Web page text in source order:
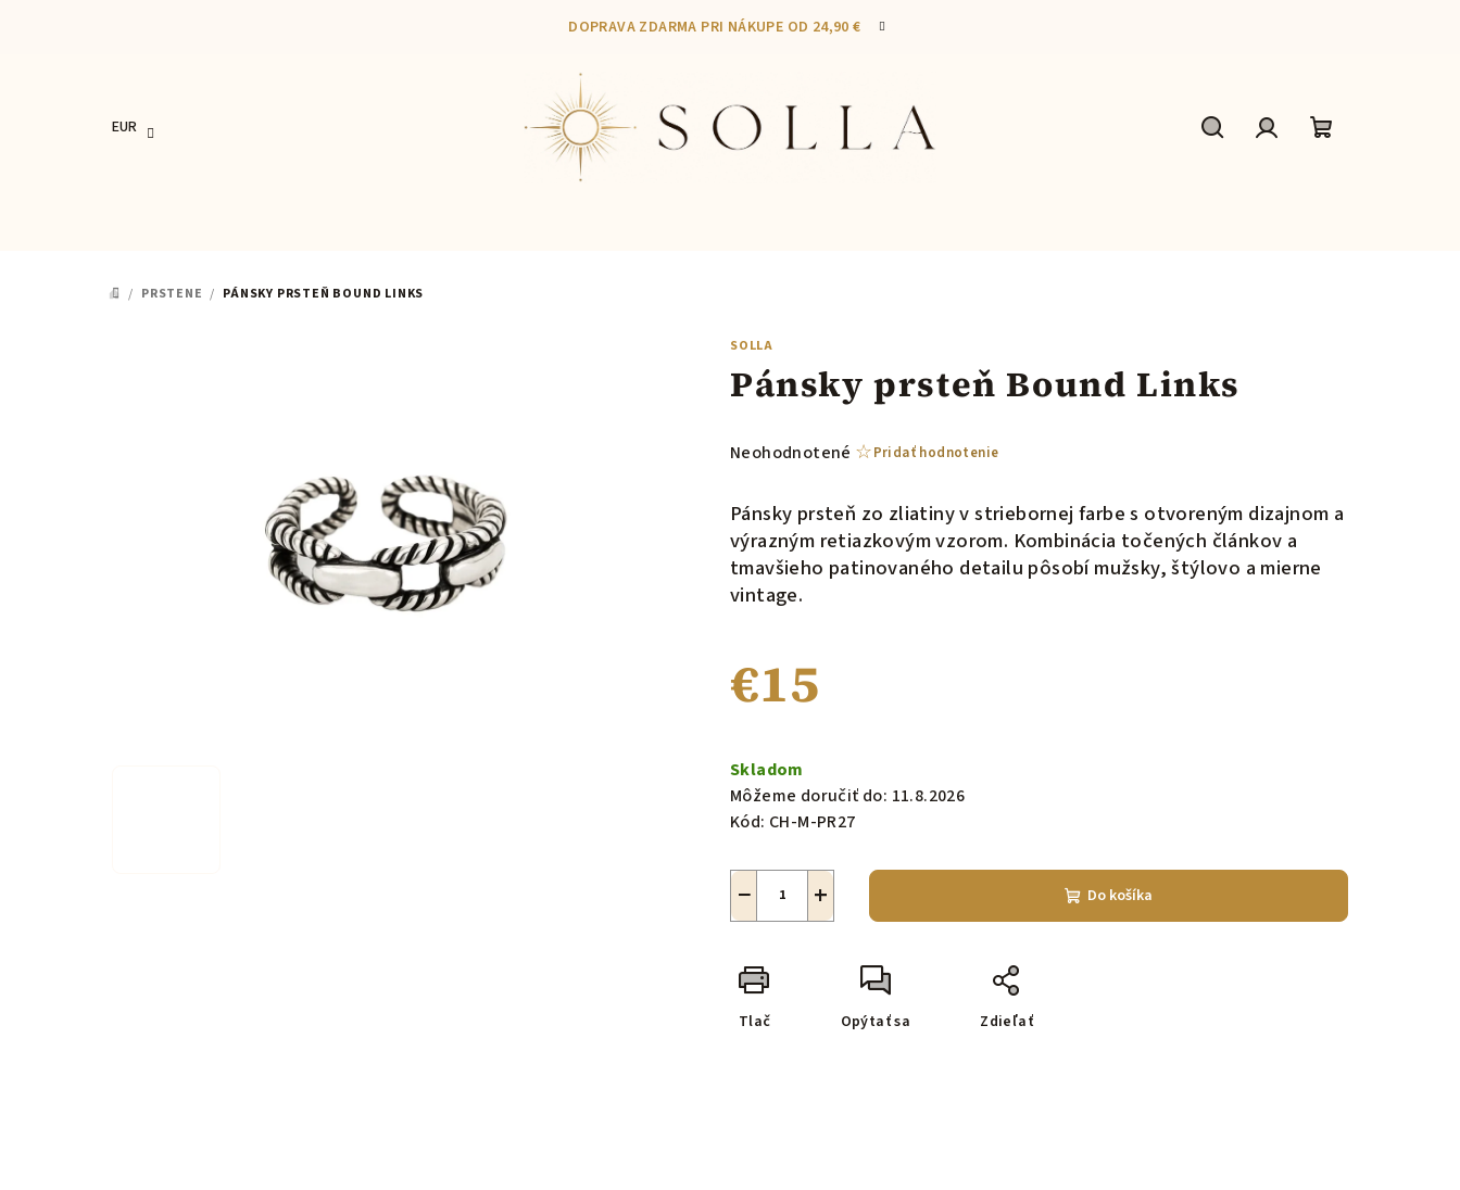
DOPRAVA ZDARMA PRI NÁKUPE OD 24,90 €
EUR
DOMOV
/ PRSTENE / PÁNSKY PRSTEŇ BOUND LINKS
SOLLA
Pánsky prsteň Bound Links
Priemerné
produktu
je
0,0
z
5
Neohodnotené Pridať hodnotenie
Pánsky prsteň zo zliatiny v striebornej farbe s otvoreným dizajnom a
výrazným retiazkovým vzorom. Kombinácia točených článkov a
tmavšieho patinovaného detailu pôsobí mužsky, štýlovo a mierne
vintage.
€15
cena:
Skladom
Môžeme doručiť do: 11.8.2026
Kód: CH-M-PR27
+
− Do košíka
Tlač Opýtať sa Zdieľať